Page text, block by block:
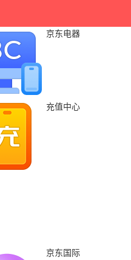
京东电器
充值中心
京东国际